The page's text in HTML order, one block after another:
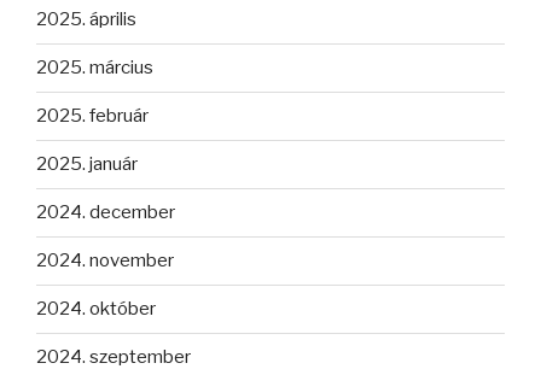
2025. április
2025. március
2025. február
2025. január
2024. december
2024. november
2024. október
2024. szeptember